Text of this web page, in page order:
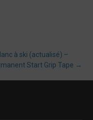
à ski (actualisé) –
Start Grip Tape →